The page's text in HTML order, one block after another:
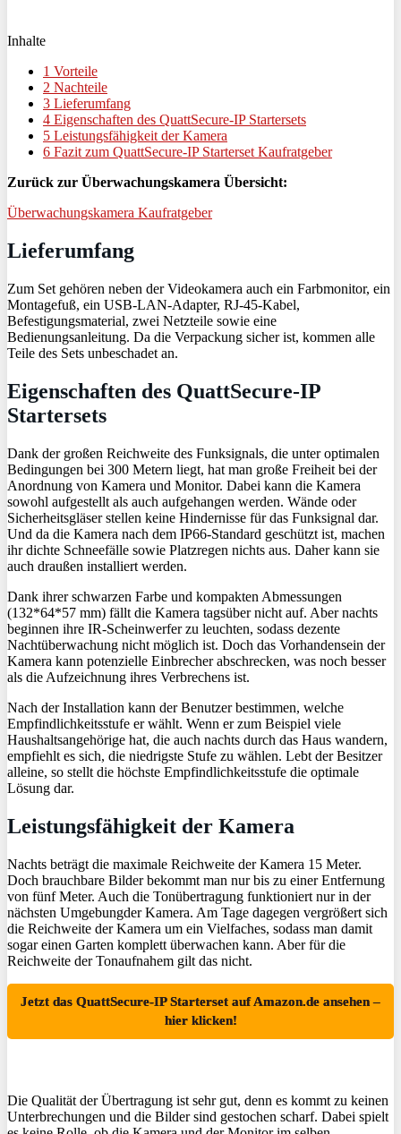
Inhalte
1 Vorteile
2 Nachteile
3 Lieferumfang
4 Eigenschaften des QuattSecure-IP Startersets
5 Leistungsfähigkeit der Kamera
6 Fazit zum QuattSecure-IP Starterset Kaufratgeber
Zurück zur Überwachungskamera Übersicht:
Überwachungskamera Kaufratgeber
Lieferumfang
Zum Set gehören neben der Videokamera auch ein Farbmonitor, ein
Montagefuß, ein USB-LAN-Adapter, RJ-45-Kabel,
Befestigungsmaterial, zwei Netzteile sowie eine
Bedienungsanleitung. Da die Verpackung sicher ist, kommen alle
Teile des Sets unbeschadet an.
Eigenschaften des QuattSecure-IP
Startersets
Dank der großen Reichweite des Funksignals, die unter optimalen
Bedingungen bei 300 Metern liegt, hat man große Freiheit bei der
Anordnung von Kamera und Monitor. Dabei kann die Kamera
sowohl aufgestellt als auch aufgehangen werden. Wände oder
Sicherheitsgläser stellen keine Hindernisse für das Funksignal dar.
Und da die Kamera nach dem IP66-Standard geschützt ist, machen
ihr dichte Schneefälle sowie Platzregen nichts aus. Daher kann sie
auch draußen installiert werden.
Dank ihrer schwarzen Farbe und kompakten Abmessungen
(132*64*57 mm) fällt die Kamera tagsüber nicht auf. Aber nachts
beginnen ihre IR-Scheinwerfer zu leuchten, sodass dezente
Nachtüberwachung nicht möglich ist. Doch das Vorhandensein der
Kamera kann potenzielle Einbrecher abschrecken, was noch besser
als die Aufzeichnung ihres Verbrechens ist.
Nach der Installation kann der Benutzer bestimmen, welche
Empfindlichkeitsstufe er wählt. Wenn er zum Beispiel viele
Haushaltsangehörige hat, die auch nachts durch das Haus wandern,
empfiehlt es sich, die niedrigste Stufe zu wählen. Lebt der Besitzer
alleine, so stellt die höchste Empfindlichkeitsstufe die optimale
Lösung dar.
Leistungsfähigkeit der Kamera
Nachts beträgt die maximale Reichweite der Kamera 15 Meter.
Doch brauchbare Bilder bekommt man nur bis zu einer Entfernung
von fünf Meter. Auch die Tonübertragung funktioniert nur in der
nächsten Umgebungder Kamera. Am Tage dagegen vergrößert sich
die Reichweite der Kamera um ein Vielfaches, sodass man damit
sogar einen Garten komplett überwachen kann. Aber für die
Reichweite der Tonaufnahem gilt das nicht.
Jetzt das QuattSecure-IP Starterset auf Amazon.de ansehen –
hier klicken!
Die Qualität der Übertragung ist sehr gut, denn es kommt zu keinen
Unterbrechungen und die Bilder sind gestochen scharf. Dabei spielt